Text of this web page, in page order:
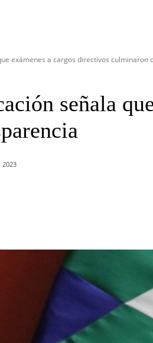
exámenes a cargos directivos culminaron
señala
2023